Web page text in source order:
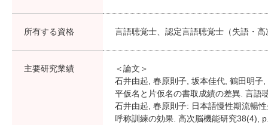
所有する資格 言語聴覚士、認定言語聴覚士（失語・
主要研究業績
＜論文＞
石井由起, 春原則子, 坂本佳代, 鶴田明
平仮名と片仮名の書取成績の差異. 言語
石井由起, 春原則子: 日本語慢性期流暢
呼称訓練の効果. 高次脳機能研究38(4),